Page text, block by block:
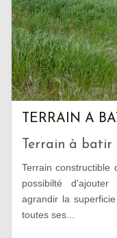
TERRAIN A
Terrain à batir
Terrain
possibilté
agrandir la
toutes ses...